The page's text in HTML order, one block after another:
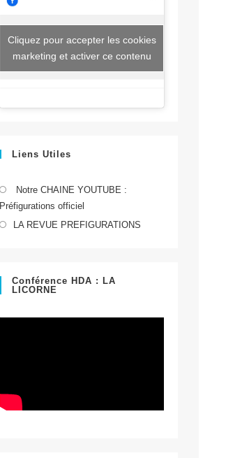
Cliquez pour accepter les cookies
marketing et activer ce contenu
Liens Utiles
Notre CHAINE YOUTUBE :
Préfigurations officiel
LA REVUE PREFIGURATIONS
Conférence HDA : LA
LICORNE